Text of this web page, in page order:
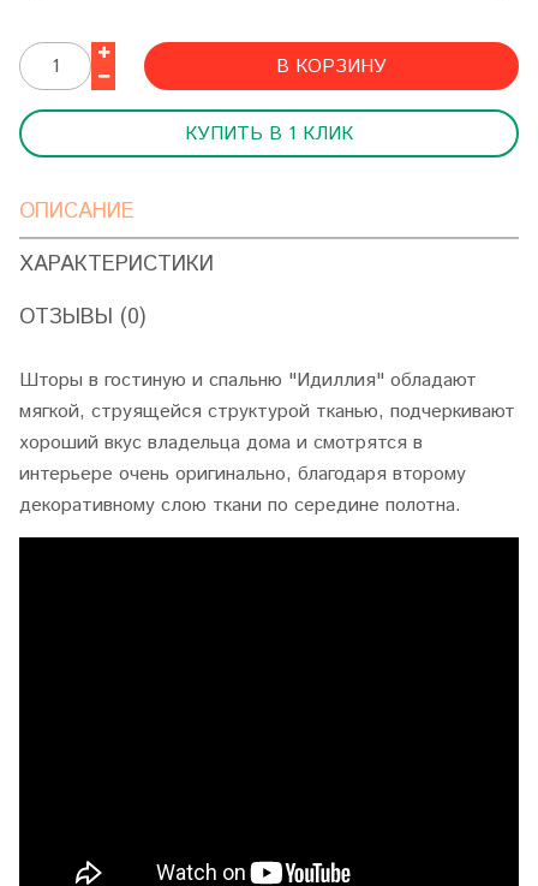
В КОРЗИНУ
КУПИТЬ В 1 КЛИК
ОПИСАНИЕ
ХАРАКТЕРИСТИКИ
ОТЗЫВЫ (0)
Шторы в гостиную и спальню "Идиллия" обладают
мягкой, струящейся структурой тканью, подчеркивают
хороший вкус владельца дома и смотрятся в
интерьере очень оригинально, благодаря второму
декоративному слою ткани по середине полотна.